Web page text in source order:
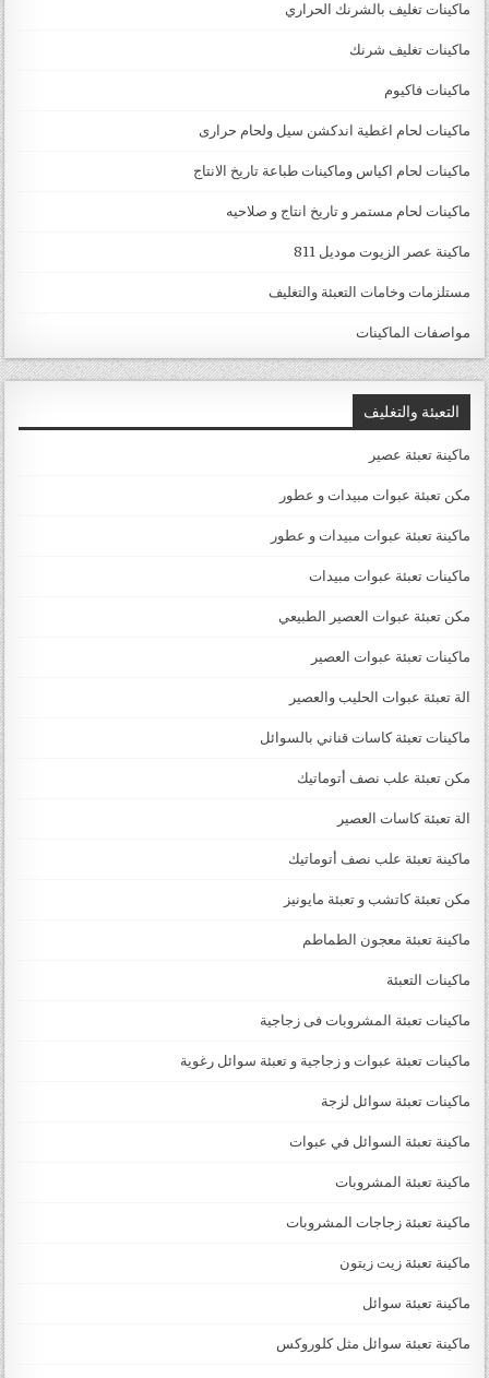
ماكينات تغليف بالشرنك الحراري
ماكينات تغليف شرنك
ماكينات فاكيوم
ماكينات لحام اغطية اندكشن سيل ولحام حرارى
ماكينات لحام اكياس وماكينات طباعة تاريخ الانتاج
ماكينات لحام مستمر و تاريخ انتاج و صلاحيه
ماكينة عصر الزيوت موديل 811
مستلزمات وخامات التعبئة والتغليف
مواصفات الماكينات
التعبئة والتغليف
ماكينة تعبئة عصير
مكن تعبئة عبوات مبيدات و عطور
ماكينة تعبئة عبوات مبيدات و عطور
ماكينات تعبئة عبوات مبيدات
مكن تعبئة عبوات العصير الطبيعي
ماكينات تعبئة عبوات العصير
الة تعبئة عبوات الحليب والعصير
ماكينات تعبئة كاسات قناني بالسوائل
مكن تعبئة علب نصف أتوماتيك
الة تعبئة كاسات العصير
ماكينة تعبئة علب نصف أتوماتيك
مكن تعبئة كاتشب و تعبئة مايونيز
ماكينة تعبئة معجون الطماطم
ماكينات التعبئة
ماكينات تعبئة المشروبات فى زجاجية
ماكينات تعبئة عبوات و زجاجية و تعبئة سوائل رغوية
ماكينات تعبئة سوائل لزجة
‏‏‏ماكينة تعبئة السوائل في عبوات
ماكينة تعبئة المشروبات
ماكينة تعبئة زجاجات المشروبات
ماكينة تعبئة زيت زيتون
ماكينة تعبئة سوائل
ماكينة تعبئة سوائل مثل كلوروكس